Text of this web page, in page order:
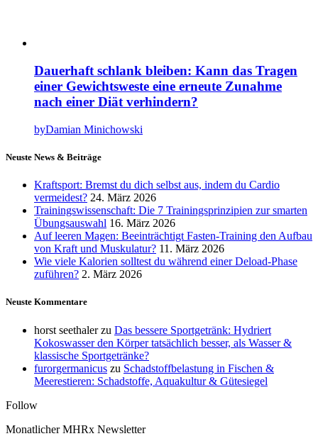
Dauerhaft schlank bleiben: Kann das Tragen
einer Gewichtsweste eine erneute Zunahme
nach einer Diät verhindern?
byDamian Minichowski
Neuste News & Beiträge
Kraftsport: Bremst du dich selbst aus, indem du Cardio
vermeidest? 24. März 2026
Trainingswissenschaft: Die 7 Trainingsprinzipien zur smarten
Übungsauswahl 16. März 2026
Auf leeren Magen: Beeinträchtigt Fasten-Training den Aufbau
von Kraft und Muskulatur? 11. März 2026
Wie viele Kalorien solltest du während einer Deload-Phase
zuführen? 2. März 2026
Neuste Kommentare
horst seethalerzu Das bessere Sportgetränk: Hydriert
Kokoswasser den Körper tatsächlich besser, als Wasser &
klassische Sportgetränke?
furorgermanicus zu Schadstoffbelastung in Fischen &
Meerestieren: Schadstoffe, Aquakultur & Gütesiegel
Follow
Monatlicher MHRx Newsletter